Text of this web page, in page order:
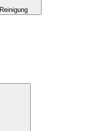
Reinigung